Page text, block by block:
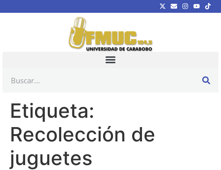
Etiqueta:
Recolección de
juguetes